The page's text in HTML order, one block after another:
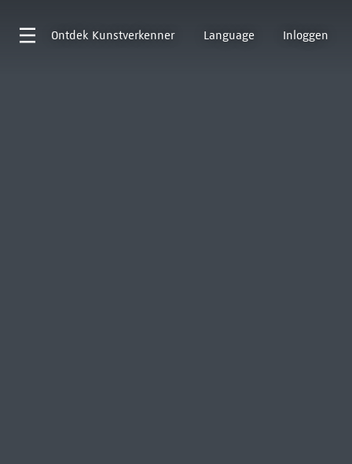
Ontdek Kunstverkenner Language Inloggen